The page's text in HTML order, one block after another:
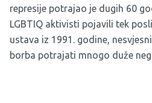
represije potrajao je dugih 60
LGBTIQ aktivisti pojavili tek
ustava iz 1991. godine,
borba potrajati mnogo duže